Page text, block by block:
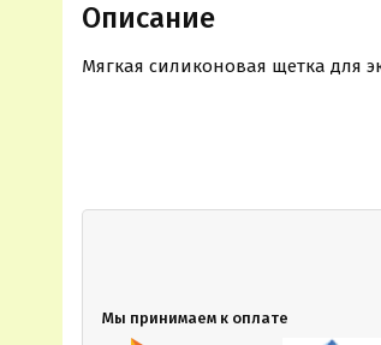
Описание
Мягкая силиконовая щетка для
Мы принимаем к оплате